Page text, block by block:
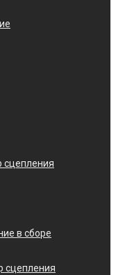
сцепления
в сборе
сцепления